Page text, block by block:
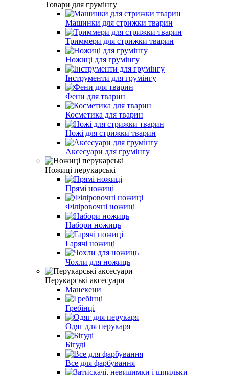
Товари для грумінгу
Машинки для стрижки тварин
Триммери для стрижки тварин
Ножиці для грумінгу
Інструменти для грумінгу
Фени для тварин
Косметика для тварин
Ножі для стрижки тварин
Аксесуари для грумінгу
Ножиці перукарські
Прямі ножиці
Філіровочні ножиці
Набори ножиць
Гарячі ножиці
Чохли для ножиць
Перукарські аксесуари
Манекени
Гребінці
Одяг для перукаря
Бігуді
Все для фарбування